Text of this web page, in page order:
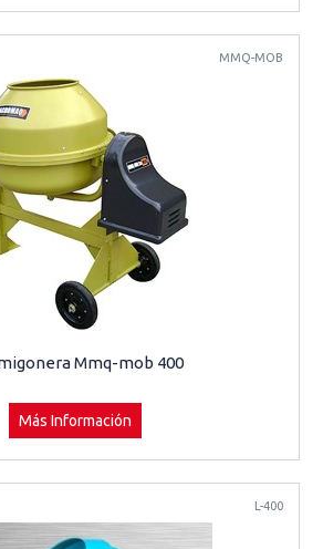
MMQ-MOB
Mmq-mob 400
Más Información
L-400